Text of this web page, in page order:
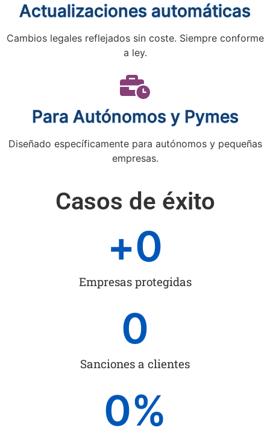
Actualizaciones automáticas
Cambios legales reflejados sin coste. Siempre conforme
a ley.
Para Autónomos y Pymes
Diseñado específicamente para autónomos y pequeñas
empresas.
Casos de éxito
Empresas protegidas
+0
Sanciones a clientes
0
0%